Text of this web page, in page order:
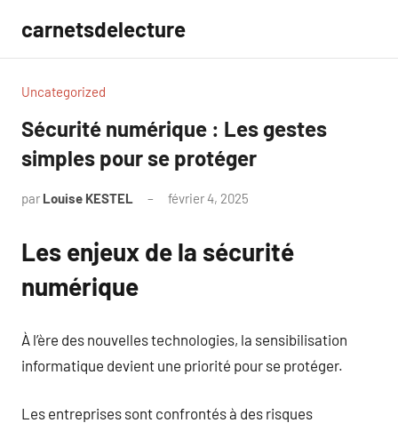
contenu
carnetsdelecture
Uncategorized
Sécurité numérique : Les gestes
simples pour se protéger
par Louise KESTEL février 4, 2025
Les enjeux de la sécurité
numérique
À l’ère des nouvelles technologies, la sensibilisation
informatique devient une priorité pour se protéger.
Les entreprises sont confrontés à des risques